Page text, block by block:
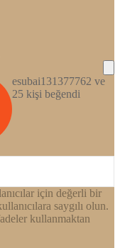
esubai131377762 ve
25 kişi beğendi
için değerli bir
saygılı olun.
kullanmaktan